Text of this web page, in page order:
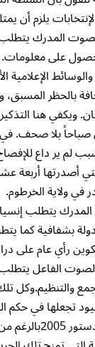
يلزم أن
المدرك يتطلب
على
الإعلامية
بالحظر المسبق،
ويكفي هنا
صباحاً بلا صحف. في
لم ير داع
أصدرتها
في ولاية الخرطوم.
يتطلب
بشفافية كما
رأي عام على
الفاعل
والتنظيم.وكل
تجعلها في حكم
في ظل دستور